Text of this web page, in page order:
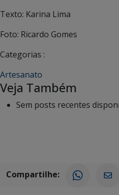
Texto: Karina Lima
Foto: Ricardo Gomes
Categorias :
Artesanato
Veja Também
Sem posts recentes
Compartilhe: